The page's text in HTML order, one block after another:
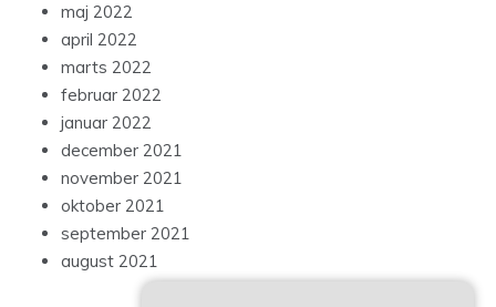
maj 2022
april 2022
marts 2022
februar 2022
januar 2022
december 2021
november 2021
oktober 2021
september 2021
august 2021